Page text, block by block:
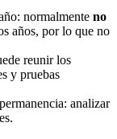
normalmente no
años, por lo que no
reunir los
y pruebas
analizar